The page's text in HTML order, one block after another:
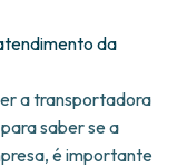
da
a transportadora
saber se a
é importante